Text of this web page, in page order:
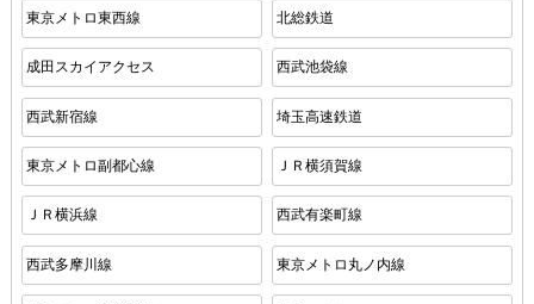
東京メトロ東西線 北総鉄道
成田スカイアクセス 西武池袋線
西武新宿線 埼玉高速鉄道
東京メトロ副都心線 ＪＲ横須賀線
ＪＲ横浜線 西武有楽町線
西武多摩川線 東京メトロ丸ノ内線